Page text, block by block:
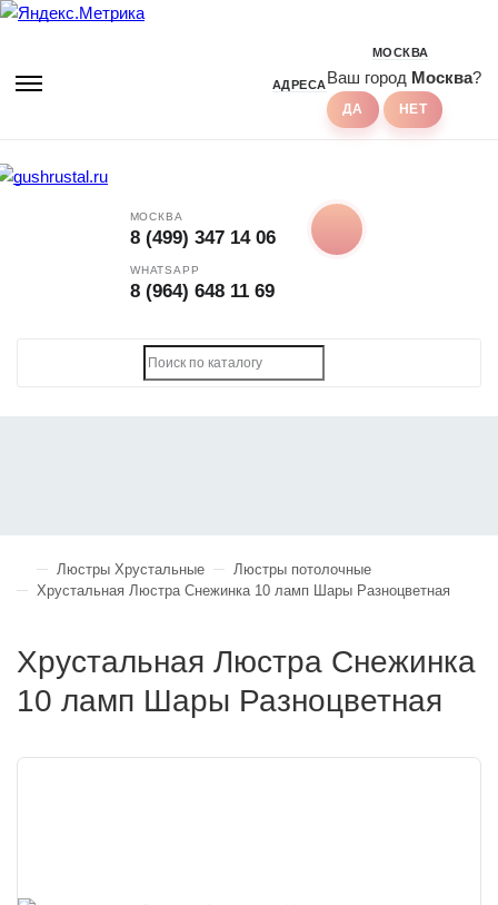
АДРЕСА
МОСКВА
Ваш город Москва?
МОСКВА
8 (499) 347 14 06
WHATSAPP
8 (964) 648 11 69
Люстры Хрустальные
Люстры потолочные
Хрустальная Люстра Снежинка 10 ламп Шары Разноцветная
Хрустальная Люстра Снежинка
10 ламп Шары Разноцветная